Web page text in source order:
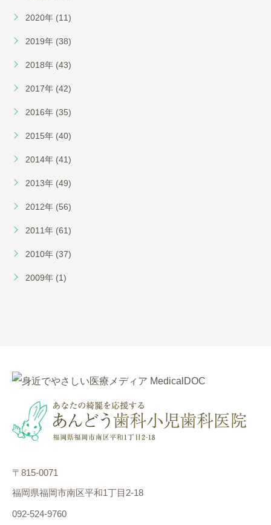
2020年 (11)
2019年 (38)
2018年 (43)
2017年 (42)
2016年 (35)
2015年 (40)
2014年 (41)
2013年 (49)
2012年 (56)
2011年 (61)
2010年 (37)
2009年 (1)
〒815-0071
福岡県福岡市南区平和1丁目2-18
092-524-9760